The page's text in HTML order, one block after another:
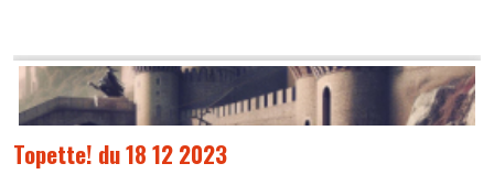
Topette! du 18 12 2023